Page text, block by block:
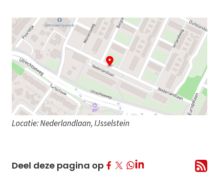
Locatie: Nederlandlaan, IJsselstein
Deel deze pagina opDeel op Facebook
Deel op Twitter
Deel op Whatsapp
Deel op LinkedIn